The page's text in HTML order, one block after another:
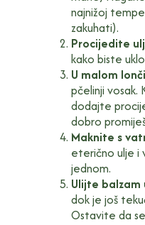
najnižoj
zakuhati).
Procijedite
kako biste
U malom
pčelinji
dodajte
dobro
Maknite s
eterično ulje i
jednom.
Ulijte
dok je još
Ostavite da